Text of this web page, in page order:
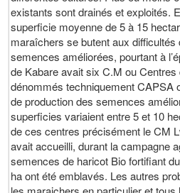
existants sont drainés et exploités.
superficie moyenne de 5 à 15
maraîchers se butent aux difficultés
semences améliorées, pourtant à
de Kabare avait six C.M ou Centres
dénommés techniquement CAPSA
de production des semences
superficies variaient entre 5 et 10
de ces centres précisément le CM
avait accueilli, durant la campagne
semences de haricot Bio fortifiant
ha ont été emblavés. Les autres